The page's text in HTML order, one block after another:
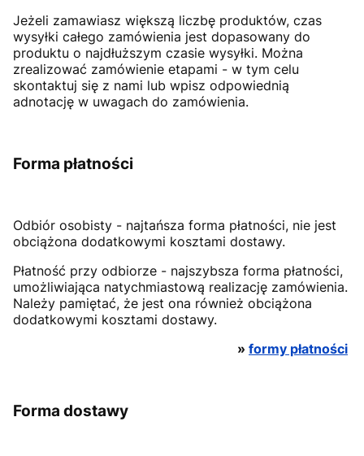
Jeżeli zamawiasz większą liczbę produktów, czas
wysyłki całego zamówienia jest dopasowany do
produktu o najdłuższym czasie wysyłki. Można
zrealizować zamówienie etapami - w tym celu
skontaktuj się z nami lub wpisz odpowiednią
adnotację w uwagach do zamówienia.
Forma płatności
Odbiór osobisty - najtańsza forma płatności, nie jest
obciążona dodatkowymi kosztami dostawy.
Płatność przy odbiorze - najszybsza forma płatności,
umożliwiająca natychmiastową realizację zamówienia.
Należy pamiętać, że jest ona również obciążona
dodatkowymi kosztami dostawy.
» formy płatności
Forma dostawy